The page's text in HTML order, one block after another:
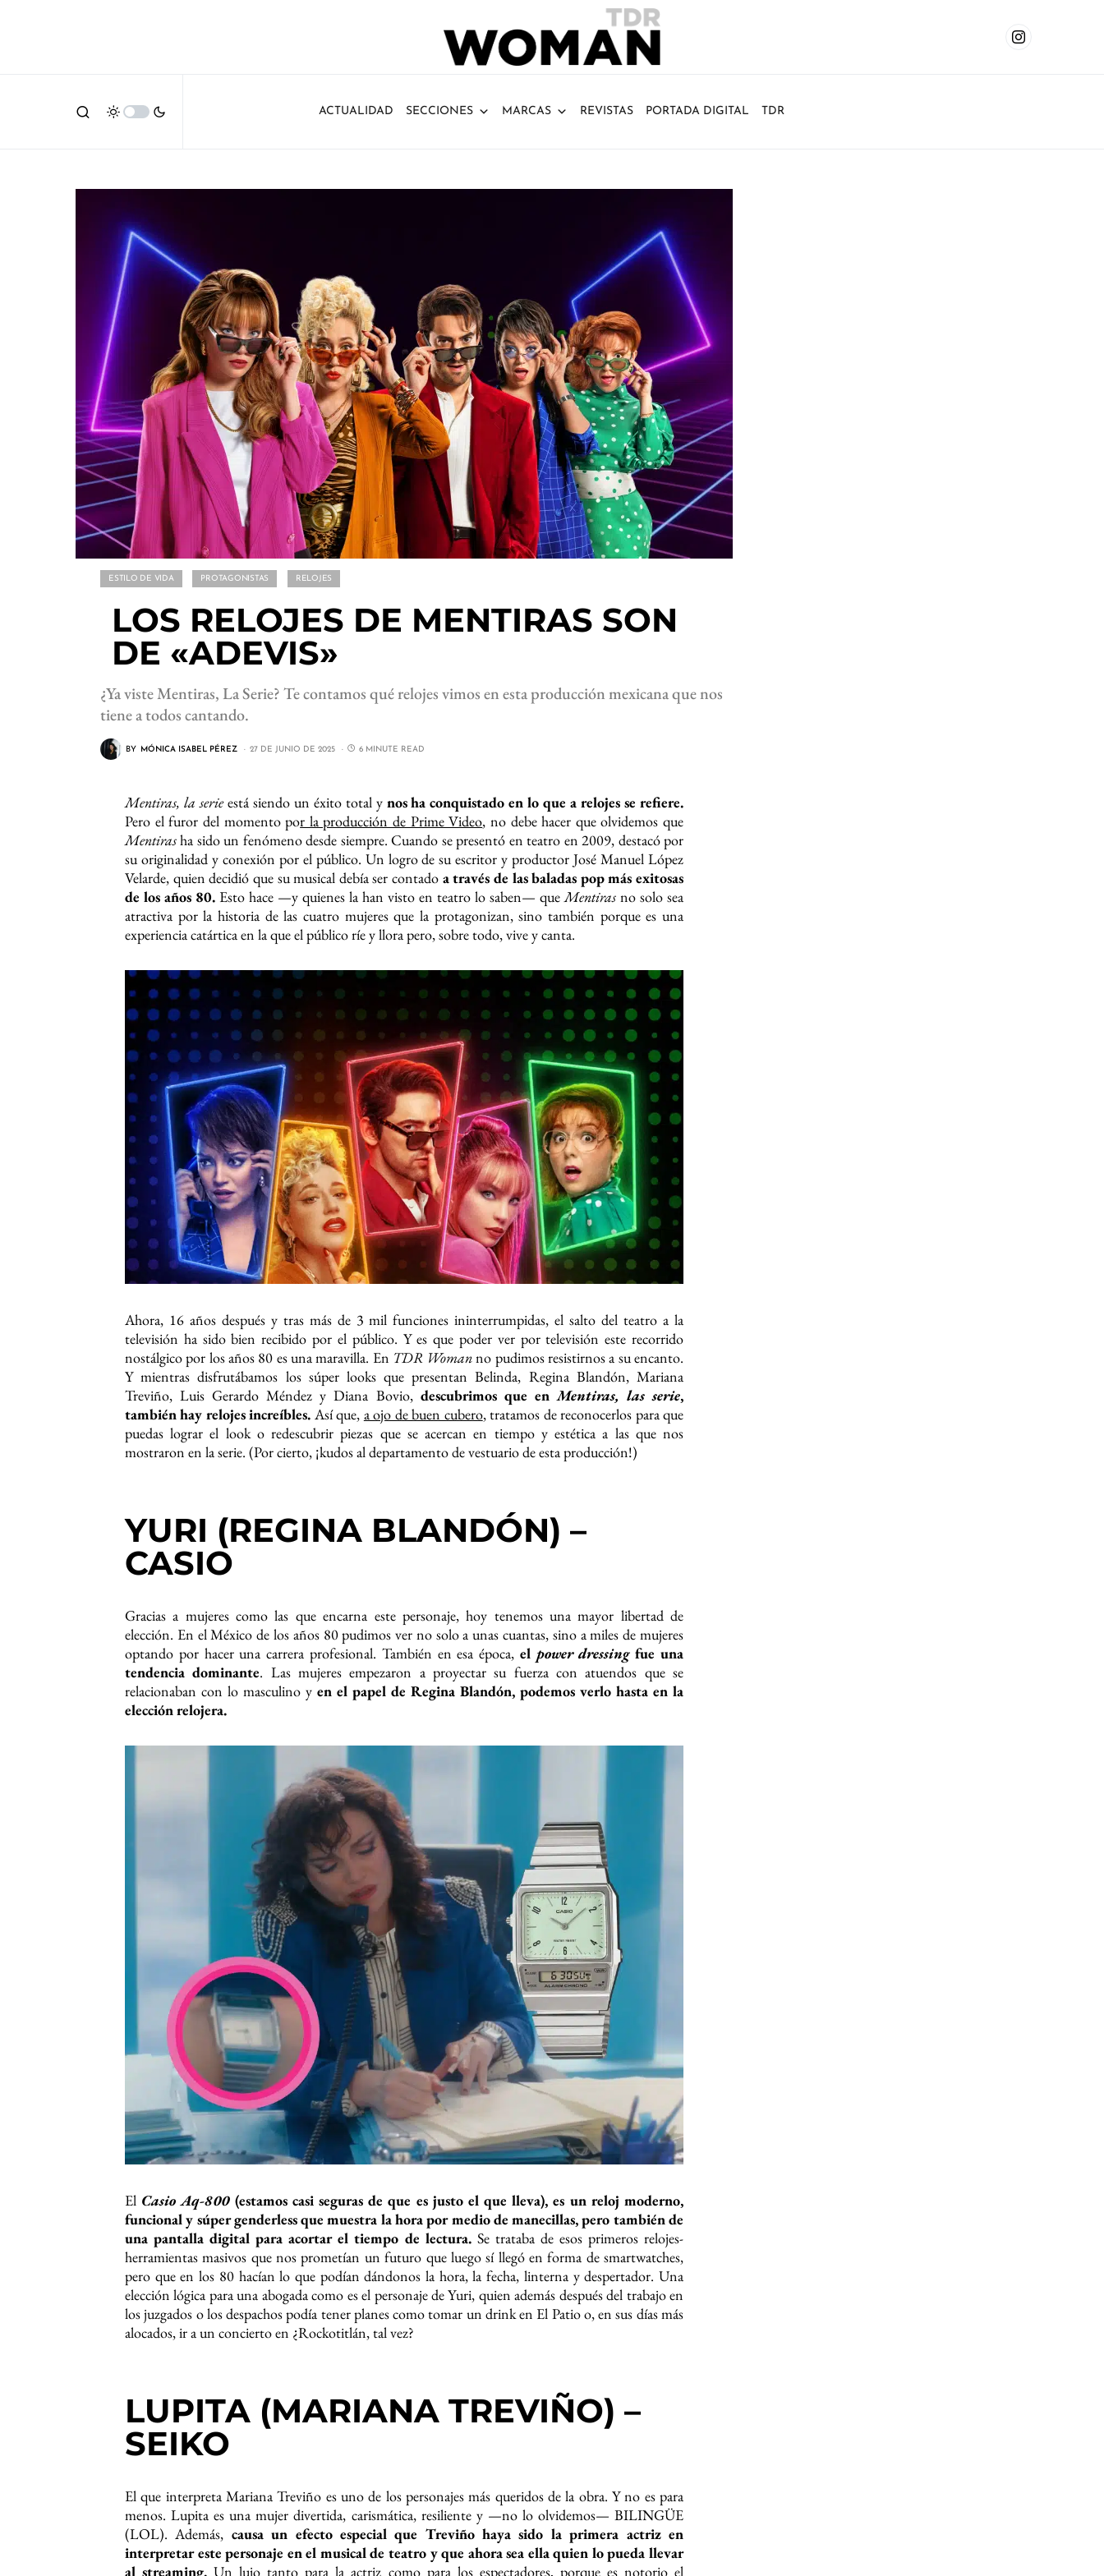
ACTUALIDAD SECCIONES MARCAS REVISTAS PORTADA DIGITAL TDR
ESTILO DE VIDA PROTAGONISTAS RELOJES
LOS RELOJES DE MENTIRAS SON
DE «ADEVIS»
¿Ya viste Mentiras, La Serie? Te contamos qué relojes vimos en esta producción mexicana que nos
tiene a todos cantando.
BY MÓNICA ISABEL PÉREZ 27 DE JUNIO DE 2025 6 MINUTE READ
Mentiras, la serieestá siendo un éxito total y nos ha conquistado en lo que a relojes se refiere.
Pero el furor del momento por la producción de Prime Video, no debe hacer que olvidemos que
Mentirasha sido un fenómeno desde siempre. Cuando se presentó en teatro en 2009, destacó por
su originalidad y conexión por el público. Un logro de su escritor y productor José Manuel López
Velarde, quien decidió que su musical debía ser contado a través de las baladas pop más exitosas
de los años 80. Esto hace —y quienes la han visto en teatro lo saben— queMentiras no solo sea
atractiva por la historia de las cuatro mujeres que la protagonizan, sino también porque es una
experiencia catártica en la que el público ríe y llora pero, sobre todo, vive y canta.
Ahora, 16 años después y tras más de 3 mil funciones ininterrumpidas, el salto del teatro a la
televisión ha sido bien recibido por el público. Y es que poder ver por televisión este recorrido
nostálgico por los años 80 es una maravilla. En TDR Womanno pudimos resistirnos a su encanto.
Y mientras disfrutábamos los súper looks que presentan Belinda, Regina Blandón, Mariana
Treviño, Luis Gerardo Méndez y Diana Bovio,descubrimos que enMentiras, las serie,
también hay relojes increíbles. Así que, a ojo de buen cubero, tratamos de reconocerlos para que
puedas lograr el look o redescubrir piezas que se acercan en tiempo y estética a las que nos
mostraron en la serie. (Por cierto, ¡kudos al departamento de vestuario de esta producción!)
YURI (REGINA BLANDÓN) –
CASIO
Gracias a mujeres como las que encarna este personaje, hoy tenemos una mayor libertad de
elección. En el México de los años 80 pudimos ver no solo a unas cuantas, sino a miles de mujeres
optando por hacer una carrera profesional. También en esa época, el power dressingfue una
tendencia dominante. Las mujeres empezaron a proyectar su fuerza con atuendos que se
relacionaban con lo masculino y en el papel de Regina Blandón, podemos verlo hasta en la
elección relojera.
El Casio Aq-800 (estamos casi seguras de que es justo el que lleva), es un reloj moderno,
funcional y súper genderless que muestra la hora por medio de manecillas, pero también de
una pantalla digital para acortar el tiempo de lectura. Se trataba de esos primeros relojes-
herramientas masivos que nos prometían un futuro que luego sí llegó en forma de smartwatches,
pero que en los 80 hacían lo que podían dándonos la hora, la fecha, linterna y despertador. Una
elección lógica para una abogada como es el personaje de Yuri, quien además después del trabajo en
los juzgados o los despachos podía tener planes como tomar un drink en El Patio o, en sus días más
alocados, ir a un concierto en ¿Rockotitlán, tal vez?
LUPITA (MARIANA TREVIÑO) –
SEIKO
El que interpreta Mariana Treviño es uno de los personajes más queridos de la obra. Y no es para
menos. Lupita es una mujer divertida, carismática, resiliente y —no lo olvidemos— BILINGÜE
(LOL). Además, causa un efecto especial que Treviño haya sido la primera actriz en
interpretar este personaje en el musical de teatro y que ahora sea ella quien lo pueda llevar
al streaming. Un lujo tanto para la actriz como para los espectadores, porque es notorio el